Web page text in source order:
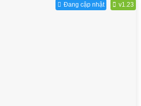
Đang cập nhật v1.23